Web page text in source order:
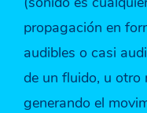
propagación en
audibles o casi
de un fluido, u otro
generando el